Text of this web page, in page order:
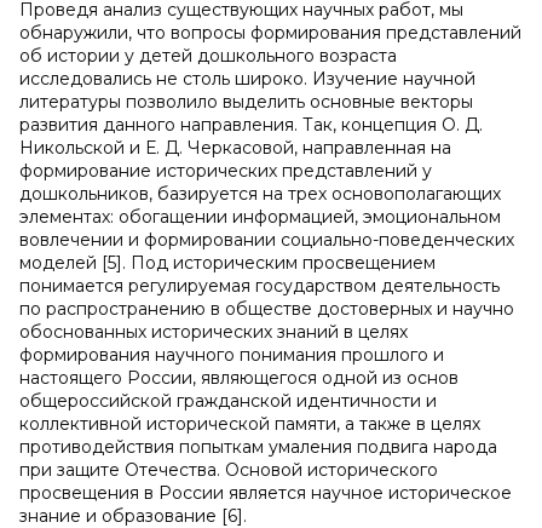
Проведя анализ существующих научных работ, мы
обнаружили, что вопросы формирования представлений
об истории у детей дошкольного возраста
исследовались не столь широко. Изучение научной
литературы позволило выделить основные векторы
развития данного направления. Так, концепция О. Д.
Никольской и Е. Д. Черкасовой, направленная на
формирование исторических представлений у
дошкольников, базируется на трех основополагающих
элементах: обогащении информацией, эмоциональном
вовлечении и формировании социально-поведенческих
моделей [5]. Под историческим просвещением
понимается регулируемая государством деятельность
по распространению в обществе достоверных и научно
обоснованных исторических знаний в целях
формирования научного понимания прошлого и
настоящего России, являющегося одной из основ
общероссийской гражданской идентичности и
коллективной исторической памяти, а также в целях
противодействия попыткам умаления подвига народа
при защите Отечества. Основой исторического
просвещения в России является научное историческое
знание и образование [6].